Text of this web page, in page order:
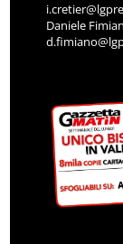
Daniele